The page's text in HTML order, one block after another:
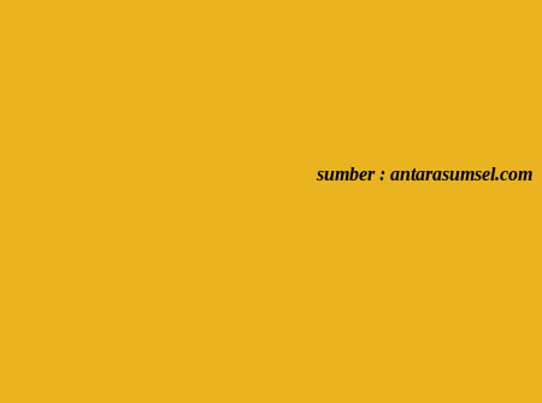
sumber : antarasumsel.com